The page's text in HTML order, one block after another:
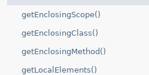
getEnclosingScope()
getEnclosingClass()
getEnclosingMethod()
getLocalElements()